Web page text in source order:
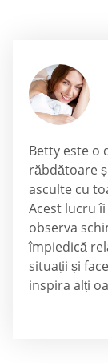
Betty este o
răbdătoare
asculte cu
Acest lucru
observa
împiedică
situații și
inspira alți